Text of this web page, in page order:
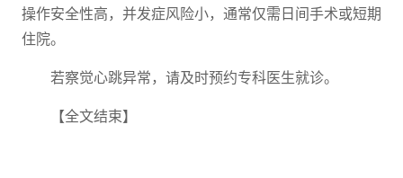
操作安全性高，并发症风险小，通常仅需日间手术或短期
住院。
若察觉心跳异常，请及时预约专科医生就诊。
【全文结束】